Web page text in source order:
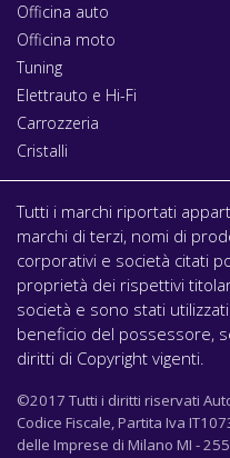
Officina auto
Officina moto
Tuning
Elettrauto e Hi-Fi
Carrozzeria
Cristalli
Tutti i marchi riportati
marchi di terzi, nomi di
corporativi e società citati
proprietà dei rispettivi
società e sono stati
beneficio del possessore,
diritti di Copyright vigenti.
©2017 Tutti i diritti riservati
Codice Fiscale, Partita Iva
delle Imprese di Milano MI -